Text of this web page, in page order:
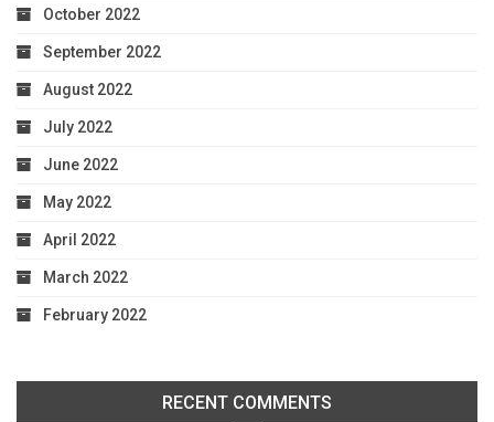
October 2022
September 2022
August 2022
July 2022
June 2022
May 2022
April 2022
March 2022
February 2022
RECENT COMMENTS